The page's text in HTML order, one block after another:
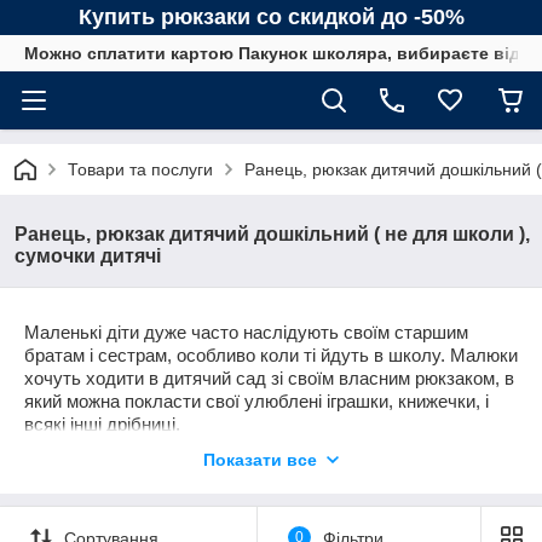
Купить рюкзаки со скидкой до -50%
Можно сплатити картою Пакунок школяра, вибираєте від
Товари та послуги Ранець, рюкзак дитячий дошкільний
Ранець, рюкзак дитячий дошкільний ( не для школи ),
сумочки дитячі
Маленькі діти дуже часто наслідують своїм старшим
братам і сестрам, особливо коли ті йдуть в школу. Малюки
хочуть ходити в дитячий сад зі своїм власним рюкзаком, в
який можна покласти свої улюблені іграшки, книжечки, і
всякі інші дрібниці.
Шкільні рюкзаки занадто великі для малюків, тому були
віку. Дитячі рюкзаки ― це зменшена копія шкільних ранців,
які мають також ортопедичну зручну спинку, зроблені з
Показати все
Сортування 0 Фільтри